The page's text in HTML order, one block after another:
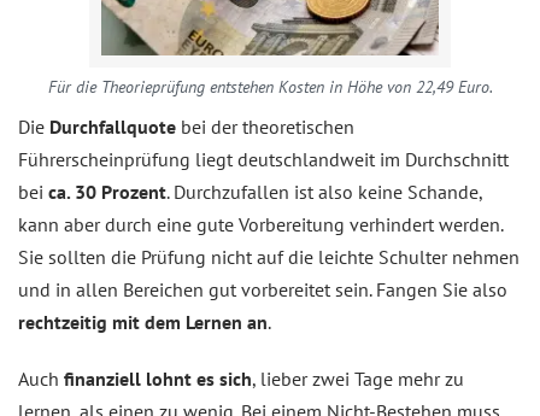
Für die Theorieprüfung entstehen Kosten in Höhe von 22,49 Euro.
Die Durchfallquote bei der theoretischen
Führerscheinprüfung liegt deutschlandweit im Durchschnitt
bei ca. 30 Prozent. Durchzufallen ist also keine Schande,
kann aber durch eine gute Vorbereitung verhindert werden.
Sie sollten die Prüfung nicht auf die leichte Schulter nehmen
und in allen Bereichen gut vorbereitet sein. Fangen Sie also
rechtzeitig mit dem Lernen an.
Auch finanziell lohnt es sich, lieber zwei Tage mehr zu
lernen, als einen zu wenig. Bei einem Nicht-Bestehen muss